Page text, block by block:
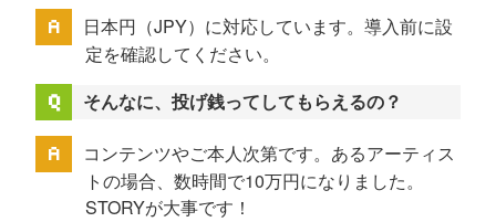
日本円（JPY）に対応しています。導入前に設
定を確認してください。
そんなに、投げ銭ってしてもらえるの？
コンテンツやご本人次第です。あるアーティス
トの場合、数時間で10万円になりました。
STORYが大事です！